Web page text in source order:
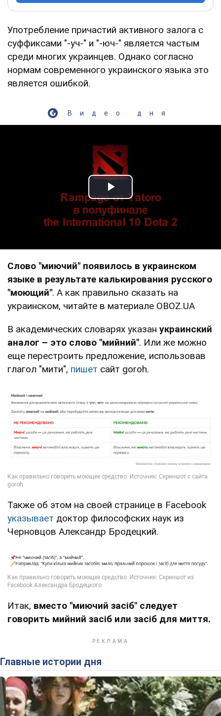
Употребление причастий активного залога с
суффиксами "-уч-" и "-юч-" является частым
среди многих украинцев. Однако согласно
нормам современного украинского языка это
является ошибкой.
Видео дня
Play Video
Слово "миючий" появилось в украинском
языке в результате калькирования русского
"моющий". А как правильно сказать на
украинском, читайте в материале OBOZ.UA
В академических словарях указан украинский
аналог – это слово "мийний". Или же можно
еще перестроить предложение, использовав
глагол "мити", пишет сайт goroh.
Также об этом на своей странице в Facebook
указывает доктор философских наук из
Черновцов Александр Бродецкий.
Итак, вместо "миючий засіб" следует
говорить мийний засіб или засіб для миття.
Главные истории дня